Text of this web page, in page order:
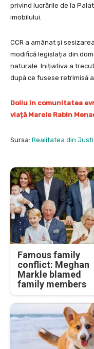
privind lucrările de la
imobilului.
CCR a amânat și
modifică legislația din
naturale. Inițiativa a
după ce fusese retrimisă
Doliu în comunitatea
viață Marele Rabin
Sursa: Realitatea din
Famous family
conflict: Meghan
Markle blamed
family members